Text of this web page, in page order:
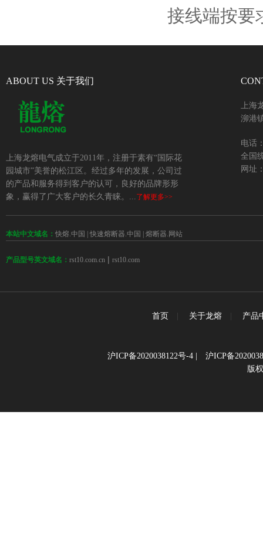
接线端按要
ABOUT US 关于我们
上海龙熔电气成立于2011年，注册于素有“国际花
园城市”美誉的松江区。经过多年的发展，公司过
的产品和服务得到客户的认可，良好的品牌形形
象，赢得了广大客户的长久青睐。...了解更多>>
上海
泖港
电话
全国
网址
本站中文域名： 快熔.中国 快速熔断器.中国 熔断器.网站
产品型号英文域名： rst10.com.cn | rst10.com
首页 关于龙熔 产品
沪ICP备2020038122号-4| 沪ICP备
版